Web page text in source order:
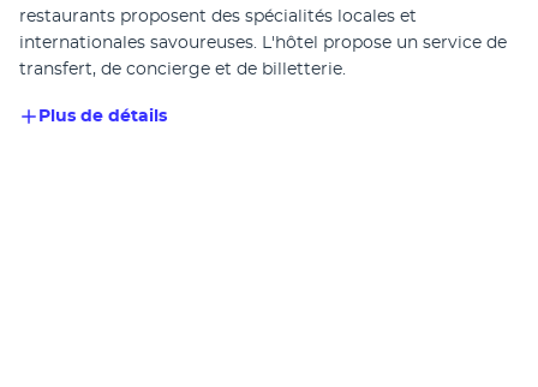
restaurants proposent des spécialités locales et
internationales savoureuses. L'hôtel propose un service de
transfert, de concierge et de billetterie.
Plus de détails